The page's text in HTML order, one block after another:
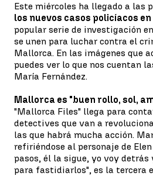
Este miércoles ha llegado a las
los nuevos casos policíacos
popular serie de investigación
se unen para luchar contra el
Mallorca. En las imágenes que
puedes ver lo que nos cuentan
María Fernández.
Mallorca es "buen rollo, sol,
"Mallorca Files" llega para
detectives que van a
las que habrá mucha acción.
refiriéndose al personaje de
pasos, él la sigue, yo voy detrás
para fastidiarlos", es la tercera